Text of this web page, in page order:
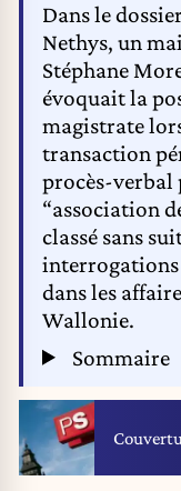
Dans le
Nethys, un
Stéphane
évoquait la
magistrate
transaction
procès-verbal
“association
classé sans
dans les
Wallonie.
Sommaire